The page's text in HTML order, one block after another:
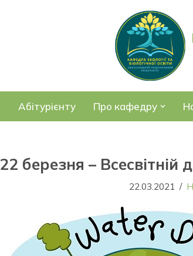
Абітурієнту Про кафедру
22 березня – Всесвітній
22.03.2021